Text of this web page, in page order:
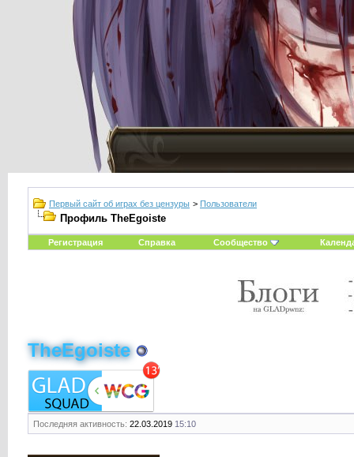
Первый сайт об играх без цензуры > Пользователи
Профиль TheEgoiste
Регистрация Справка Сообщество
TheEgoiste
Последняя активность: 22.03.2019 15:10